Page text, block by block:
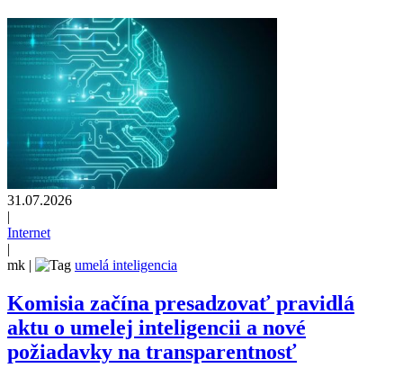
31.07.2026
|
Internet
|
mk | umelá inteligencia
Komisia začína presadzovať pravidlá
aktu o umelej inteligencii a nové
požiadavky na transparentnosť